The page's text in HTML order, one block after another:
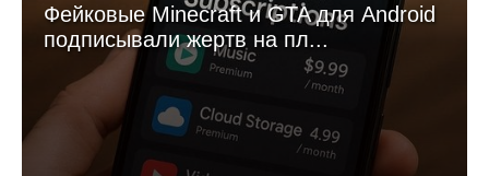
Фейковые Minecraft и GTA для Android
подписывали жертв на пл...